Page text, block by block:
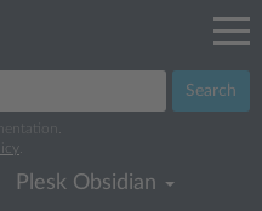
Search
Plesk Obsidian